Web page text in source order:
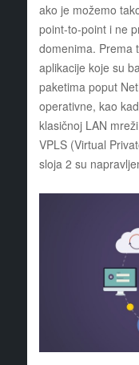
ako je možemo
point-to-point i ne
domenima. Prema
aplikacije koje su
paketima poput
operativne, kao
klasičnoj LAN
VPLS (Virtual
sloja 2 su